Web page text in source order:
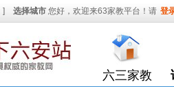
] 选择城市 您好，欢迎来63家教平台！请 登
六三家教